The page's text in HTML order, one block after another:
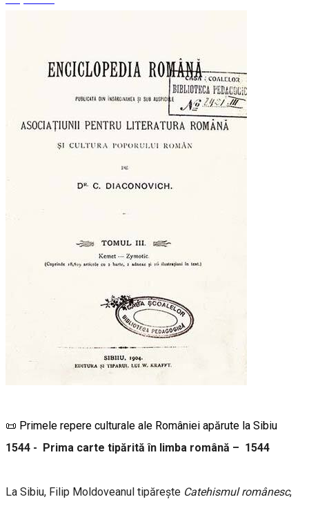
📜 Primele repere culturale ale României apărute la Sibiu
1544 - Prima carte tipărită în limba română – 1544
La Sibiu, Filip Moldoveanul tipărește Catehismul românesc,